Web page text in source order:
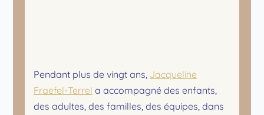
Pendant plus de vingt ans, Jacqueline
Fraefel-Terrel a accompagné des enfants,
des adultes, des familles, des équipes, dans